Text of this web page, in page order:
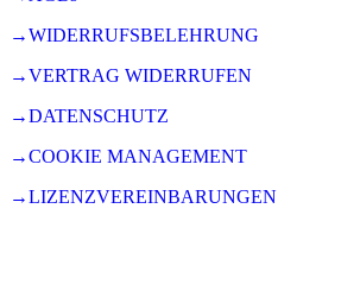
→WIDERRUFSBELEHRUNG
→VERTRAG WIDERRUFEN
→DATENSCHUTZ
→COOKIE MANAGEMENT
→LIZENZVEREINBARUNGEN